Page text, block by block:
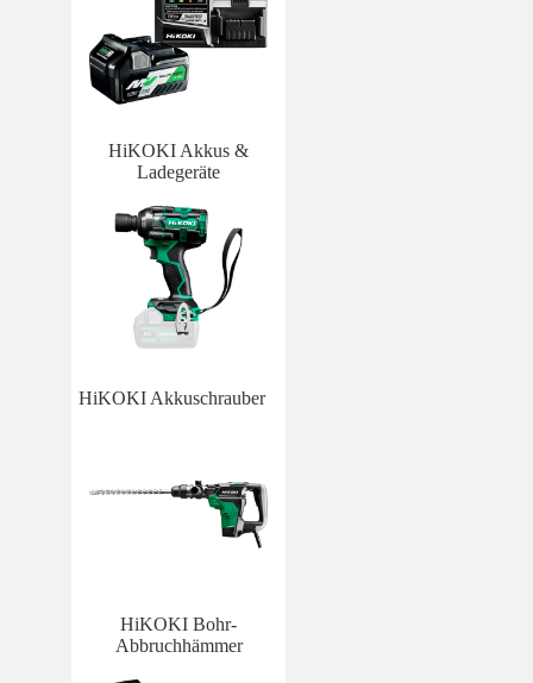
HiKOKI Akkus &
Ladegeräte
HiKOKI Akkuschrauber
HiKOKI Bohr-
Abbruchhämmer